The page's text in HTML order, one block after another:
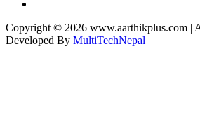
Copyright © 2026 www.aarthikplus.com |
Developed By MultiTechNepal